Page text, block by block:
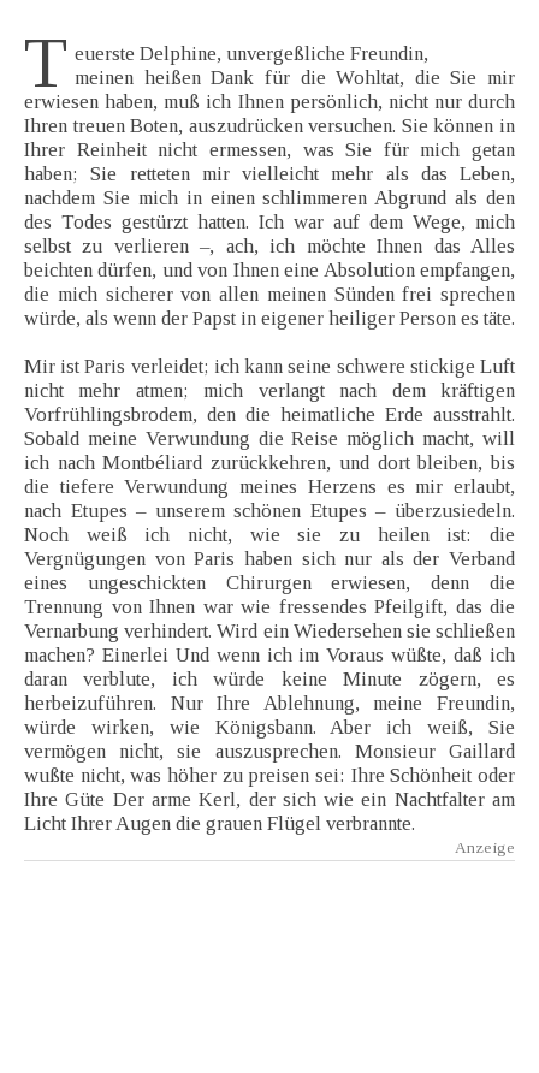
T euerste Delphine, unvergeßliche Freundin,
meinen heißen Dank für die Wohltat, die Sie mir
erwiesen haben, muß ich Ihnen persönlich, nicht nur durch
Ihren treuen Boten, auszudrücken versuchen. Sie können in
Ihrer Reinheit nicht ermessen, was Sie für mich getan
haben; Sie retteten mir vielleicht mehr als das Leben,
nachdem Sie mich in einen schlimmeren Abgrund als den
des Todes gestürzt hatten. Ich war auf dem Wege, mich
selbst zu verlieren –, ach, ich möchte Ihnen das Alles
beichten dürfen, und von Ihnen eine Absolution empfangen,
die mich sicherer von allen meinen Sünden frei sprechen
würde, als wenn der Papst in eigener heiliger Person es täte.
Mir ist Paris verleidet; ich kann seine schwere stickige Luft
nicht mehr atmen; mich verlangt nach dem kräftigen
Vorfrühlingsbrodem, den die heimatliche Erde ausstrahlt.
Sobald meine Verwundung die Reise möglich macht, will
ich nach Montbéliard zurückkehren, und dort bleiben, bis
die tiefere Verwundung meines Herzens es mir erlaubt,
nach Etupes – unserem schönen Etupes – überzusiedeln.
Noch weiß ich nicht, wie sie zu heilen ist: die
Vergnügungen von Paris haben sich nur als der Verband
eines ungeschickten Chirurgen erwiesen, denn die
Trennung von Ihnen war wie fressendes Pfeilgift, das die
Vernarbung verhindert. Wird ein Wiedersehen sie schließen
machen? Einerlei Und wenn ich im Voraus wüßte, daß ich
daran verblute, ich würde keine Minute zögern, es
herbeizuführen. Nur Ihre Ablehnung, meine Freundin,
würde wirken, wie Königsbann. Aber ich weiß, Sie
vermögen nicht, sie auszusprechen. Monsieur Gaillard
wußte nicht, was höher zu preisen sei: Ihre Schönheit oder
Ihre Güte Der arme Kerl, der sich wie ein Nachtfalter am
Licht Ihrer Augen die grauen Flügel verbrannte.